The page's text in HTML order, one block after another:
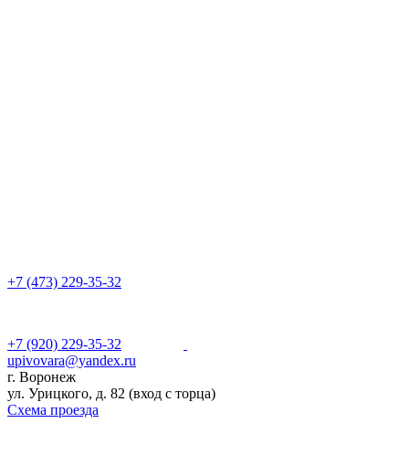
+7 (473) 229-35-32
+7 (920) 229-35-32
upivovara@yandex.ru
г. Воронеж
ул. Урицкого, д. 82 (вход с торца)
Схема проезда